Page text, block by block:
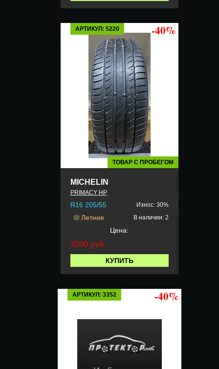
АРТИКУЛ: 5220 -40%
ТОВАР С ПРОБЕГОМ
MICHELIN
PRIMACY HP
R16 205/55 Износ: 30%
Летние В наличии: 2
Цена:
3500 руб.
КУПИТЬ
АРТИКУЛ: 3352 -40%